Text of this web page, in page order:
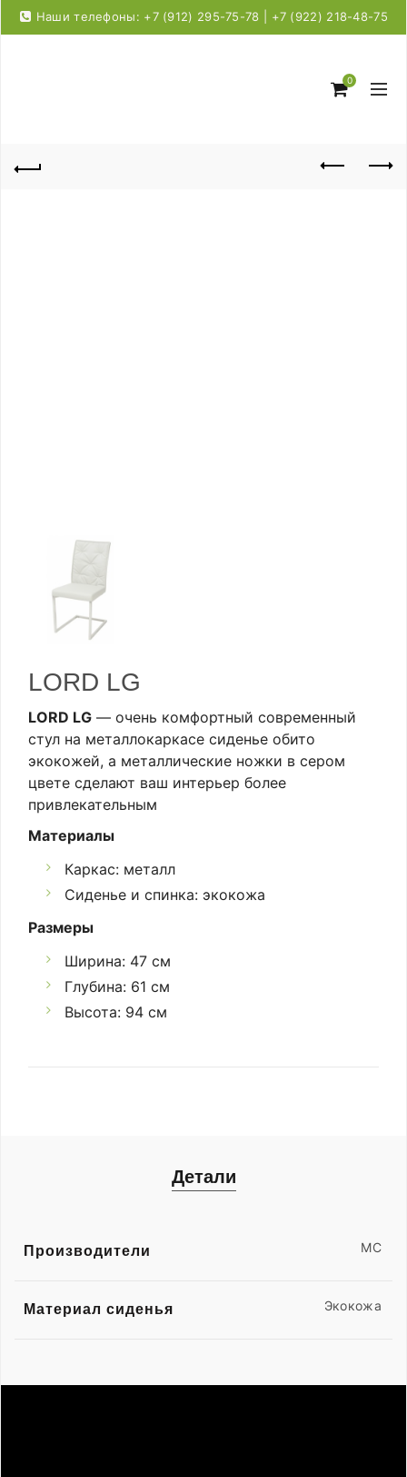
Наши телефоны: +7 (912) 295-75-78 | +7 (922) 218-48-75
0
LORD LG
LORD LG — очень комфортный современный
стул на металлокаркасе сиденье обито
экокожей, а металлические ножки в сером
цвете сделают ваш интерьер более
привлекательным
Материалы
Каркас: металл
Сиденье и спинка: экокожа
Размеры
Ширина: 47 см
Глубина: 61 см
Высота: 94 см
Детали
Производители MC
Материал сиденья Экокожа